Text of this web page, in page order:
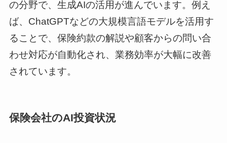
の分野で、生成AIの活用が進んでいます。例え
ば、ChatGPTなどの大規模言語モデルを活用す
ることで、保険約款の解説や顧客からの問い合
わせ対応が自動化され、業務効率が大幅に改善
されています。
保険会社のAI投資状況